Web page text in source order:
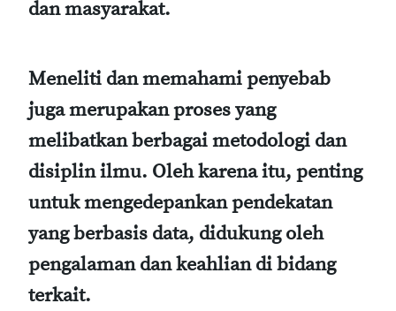
dan masyarakat.
Meneliti dan memahami penyebab
juga merupakan proses yang
melibatkan berbagai metodologi dan
disiplin ilmu. Oleh karena itu, penting
untuk mengedepankan pendekatan
yang berbasis data, didukung oleh
pengalaman dan keahlian di bidang
terkait.